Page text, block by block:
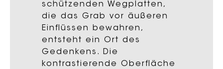
schützenden Wegplatten,
die das Grab vor äußeren
Einflüssen bewahren,
entsteht ein Ort des
Gedenkens. Die
kontrastierende Oberfläche